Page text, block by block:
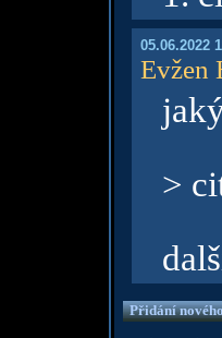
05.06.2022
Evžen
>
Přidání